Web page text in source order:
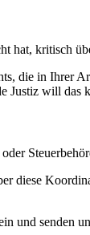
kritisch
die in
Justiz will das
diese
und senden